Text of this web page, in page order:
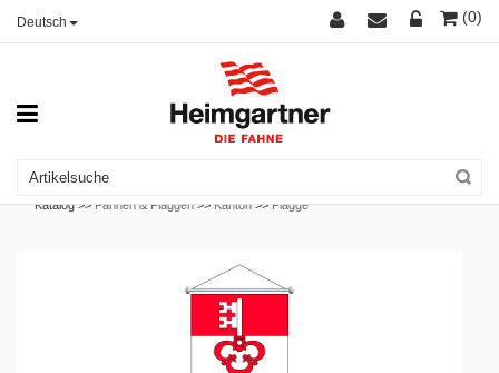
Deutsch (0)
Katalog >>Fahnen & Flaggen >>Kanton >>Flagge